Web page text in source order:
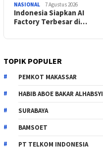
NASIONAL 7 Agustus 2026
Indonesia Siapkan AI
Factory Terbesar di…
TOPIK POPULER
PEMKOT MAKASSAR
HABIB ABOE BAKAR ALHABSYI
SURABAYA
BAMSOET
PT TELKOM INDONESIA